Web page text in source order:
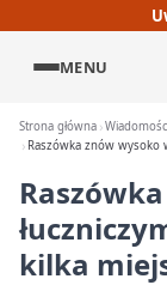
MENU
Strona główna
Raszówka znów wysoko
kilka